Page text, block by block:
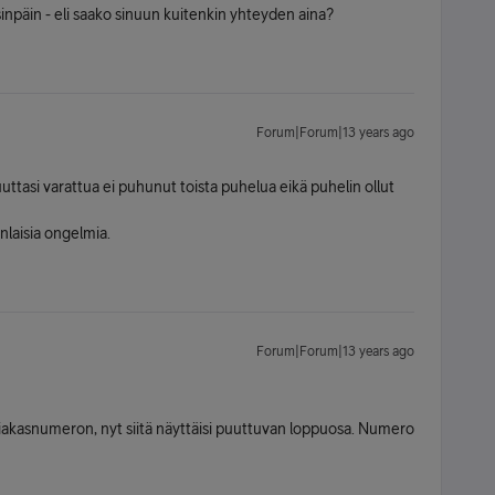
- eli saako sinuun kuitenkin yhteyden aina?
Forum|Forum|13 years ago
varattua ei puhunut toista puhelua eikä puhelin ollut
ongelmia.
Forum|Forum|13 years ago
nyt siitä näyttäisi puuttuvan loppuosa. Numero